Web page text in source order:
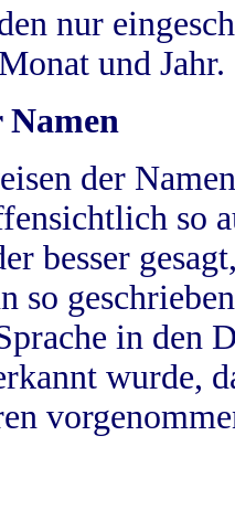
nur
und Jahr.
Namen
der
so
besser
so
in
wurde,